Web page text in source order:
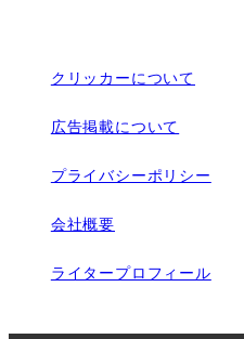
クリッカーについて
広告掲載について
プライバシーポリシー
会社概要
ライタープロフィール